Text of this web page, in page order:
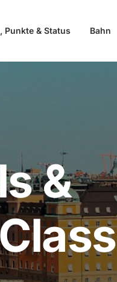
Punkte & Status Bahn
&